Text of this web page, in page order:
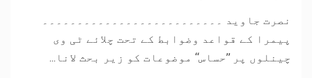
نصرت جاوید ۔۔۔۔۔۔۔۔۔۔۔۔۔۔۔۔۔۔۔۔۔۔۔۔۔۔
پیمرا کے قواعد وضوابط کے تحت چلائے ٹی وی
چینلوں پر ’’حساس‘‘ موضوعات کو زیر بحث لانا...